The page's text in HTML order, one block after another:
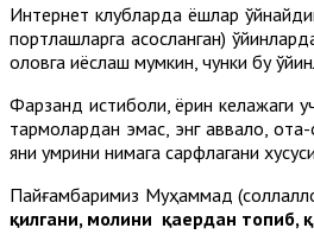
Интернет клубларда ёшлар
портлашларга асосланган)
оловга қиёслаш мумкин, чунки бу
Фарзанд истиқболи, ёрқин
тармоқлардан эмас, энг аввало,
яни умрини нимага сарфлагани
Пайғамбаримиз Муҳаммад
қилгани, молини қаердан топиб,